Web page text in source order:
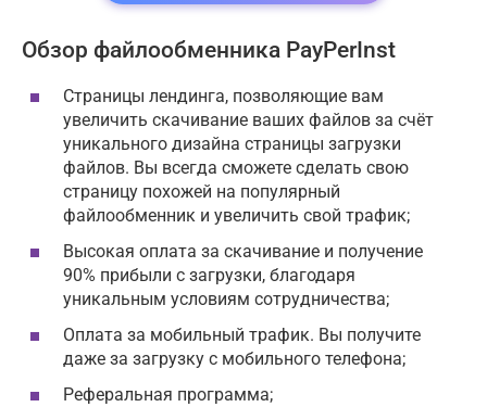
Обзор файлообменника PayPerInst
Страницы лендинга, позволяющие вам
увеличить скачивание ваших файлов за счёт
уникального дизайна страницы загрузки
файлов. Вы всегда сможете сделать свою
страницу похожей на популярный
файлообменник и увеличить свой трафик;
Высокая оплата за скачивание и получение
90% прибыли с загрузки, благодаря
уникальным условиям сотрудничества;
Оплата за мобильный трафик. Вы получите
даже за загрузку с мобильного телефона;
Реферальная программа;